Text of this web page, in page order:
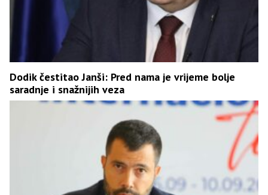
Dodik čestitao Janši: Pred nama je vrijeme bolje
saradnje i snažnijih veza